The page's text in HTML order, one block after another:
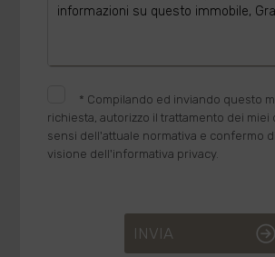
* Compilando ed inviando questo
richiesta, autorizzo il trattamento dei miei
sensi dell'attuale normativa e confermo
visione dell'informativa privacy.
INVIA